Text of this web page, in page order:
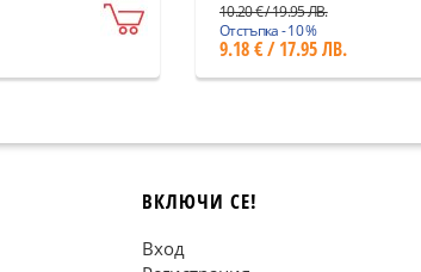
10.20 € / 19.95 ЛВ.
Отстъпка - 10 %
9.18 € / 17.95 ЛВ.
ВКЛЮЧИ СЕ!
Вход